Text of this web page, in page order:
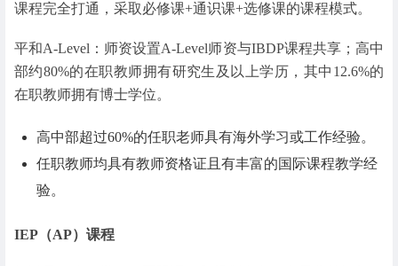
课程完全打通，采取必修课+通识课+选修课的课程模式。
平和A-Level：师资设置A-Level师资与IBDP课程共享；高中
部约80%的在职教师拥有研究生及以上学历，其中12.6%的
在职教师拥有博士学位。
高中部超过60%的任职老师具有海外学习或工作经验。
任职教师均具有教师资格证且有丰富的国际课程教学经
验。
IEP（AP）课程